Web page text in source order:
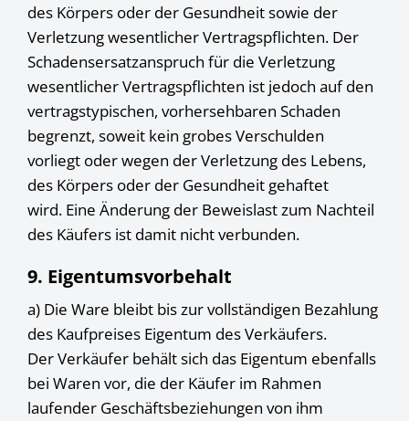
des Körpers oder der Gesundheit sowie der
Verletzung wesentlicher Vertragspflichten. Der
Schadensersatzanspruch für die Verletzung
wesentlicher Vertragspflichten ist jedoch auf den
vertragstypischen, vorhersehbaren Schaden
begrenzt, soweit kein grobes Verschulden
vorliegt oder wegen der Verletzung des Lebens,
des Körpers oder der Gesundheit gehaftet
wird. Eine Änderung der Beweislast zum Nachteil
des Käufers ist damit nicht verbunden.
9. Eigentumsvorbehalt
a) Die Ware bleibt bis zur vollständigen Bezahlung
des Kaufpreises Eigentum des Verkäufers.
Der Verkäufer behält sich das Eigentum ebenfalls
bei Waren vor, die der Käufer im Rahmen
laufender Geschäftsbeziehungen von ihm